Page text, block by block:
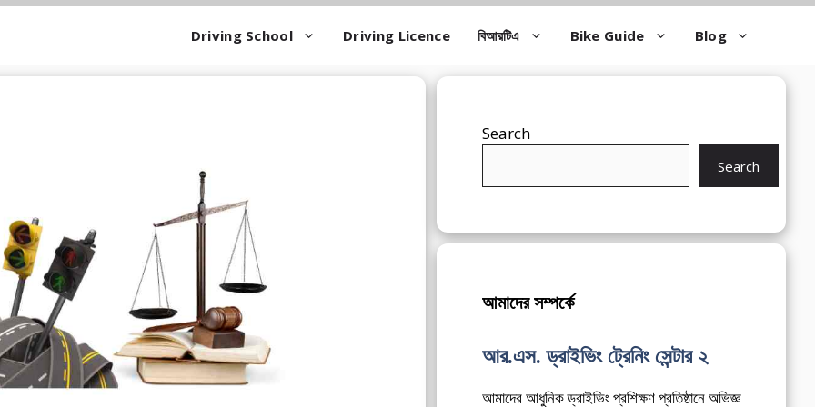
Driving School Driving Licence বিআরটিএ Bike Guide Blog
Search
Search
আমাদের সম্পর্কে
আর.এস. ড্রাইভিং ট্রেনিং সেন্টার ২
আমাদের আধুনিক ড্রাইভিং প্রশিক্ষণ প্রতিষ্ঠানে অভিজ্ঞ